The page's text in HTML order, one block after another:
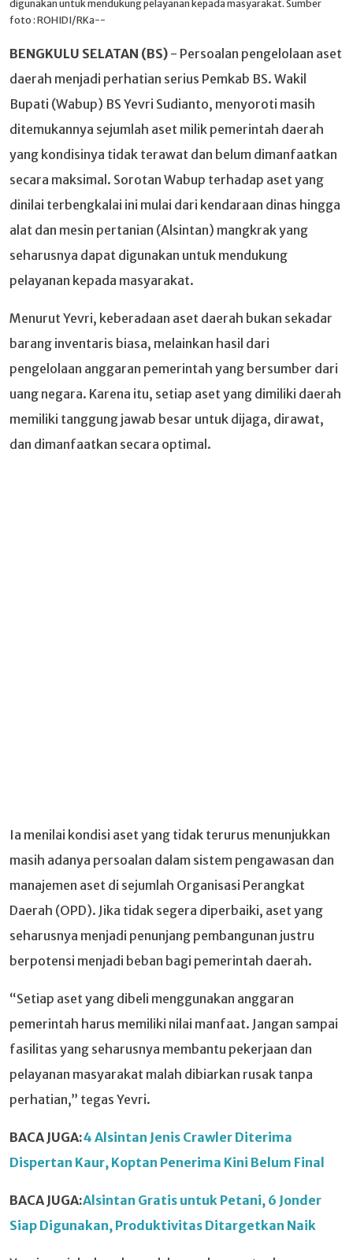
digunakan untuk mendukung pelayanan kepada masyarakat. Sumber
foto : ROHIDI/RKa--
BENGKULU SELATAN (BS) - Persoalan pengelolaan aset
daerah menjadi perhatian serius Pemkab BS. Wakil
Bupati (Wabup) BS Yevri Sudianto, menyoroti masih
ditemukannya sejumlah aset milik pemerintah daerah
yang kondisinya tidak terawat dan belum dimanfaatkan
secara maksimal. Sorotan Wabup terhadap aset yang
dinilai terbengkalai ini mulai dari kendaraan dinas hingga
alat dan mesin pertanian (Alsintan) mangkrak yang
seharusnya dapat digunakan untuk mendukung
pelayanan kepada masyarakat.
Menurut Yevri, keberadaan aset daerah bukan sekadar
barang inventaris biasa, melainkan hasil dari
pengelolaan anggaran pemerintah yang bersumber dari
uang negara. Karena itu, setiap aset yang dimiliki daerah
memiliki tanggung jawab besar untuk dijaga, dirawat,
dan dimanfaatkan secara optimal.
Ia menilai kondisi aset yang tidak terurus menunjukkan
masih adanya persoalan dalam sistem pengawasan dan
manajemen aset di sejumlah Organisasi Perangkat
Daerah (OPD). Jika tidak segera diperbaiki, aset yang
seharusnya menjadi penunjang pembangunan justru
berpotensi menjadi beban bagi pemerintah daerah.
“Setiap aset yang dibeli menggunakan anggaran
pemerintah harus memiliki nilai manfaat. Jangan sampai
fasilitas yang seharusnya membantu pekerjaan dan
pelayanan masyarakat malah dibiarkan rusak tanpa
perhatian,” tegas Yevri.
BACA JUGA:4 Alsintan Jenis Crawler Diterima
Dispertan Kaur, Koptan Penerima Kini Belum Final
BACA JUGA:Alsintan Gratis untuk Petani, 6 Jonder
Siap Digunakan, Produktivitas Ditargetkan Naik